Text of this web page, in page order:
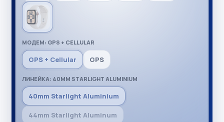
МОДЕМ: GPS + CELLULAR
GPS + Cellular GPS
ЛИНЕЙКА: 40MM STARLIGHT ALUMINIUM
40mm Starlight Aluminium
44mm Starlight Aluminum